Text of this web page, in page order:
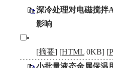
深冷处理对电磁搅拌
影响
•
[摘要] [HTML 0KB] [
小批量液态金属保温